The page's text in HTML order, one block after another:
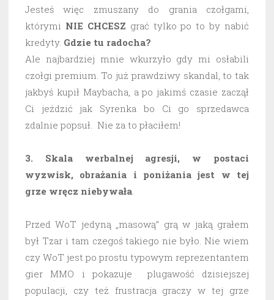
Jesteś więc zmuszany do grania czołgami,
którymi NIE CHCESZ grać tylko po to by nabić
kredyty. Gdzie tu radocha?
Ale najbardziej mnie wkurzyło gdy mi osłabili
czołgi premium. To już prawdziwy skandal, to tak
jakbyś kupił Maybacha, a po jakimś czasie zaczął
Ci jeździć jak Syrenka bo Ci go sprzedawca
zdalnie popsuł. Nie za to płaciłem!
3. Skala werbalnej agresji, w postaci
wyzwisk, obrażania i poniżania jest w tej
grze wręcz niebywała.
Przed WoT jedyną „masową” grą w jaką grałem
był Tzar i tam czegoś takiego nie było. Nie wiem
czy WoT jest po prostu typowym reprezentantem
gier MMO i pokazuje plugawość dzisiejszej
populacji, czy też frustracja graczy w tej grze